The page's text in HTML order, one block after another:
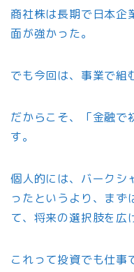
商社株は長期で日本企
面が強かった。
でも今回は、事業で組
だからこそ、「金融で
す。
個人的には、バークシ
ったというより、まず
て、将来の選択肢を広
これって投資でも仕事